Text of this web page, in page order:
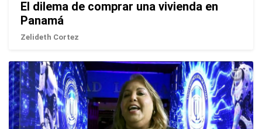
El dilema de comprar una vivienda en
Panamá
Zelideth Cortez